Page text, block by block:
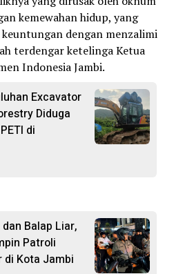
kemewahan hidup, yang
dengan menzalimi
terdengar ketelinga Ketua
Indonesia Jambi.
Excavator
Diduga
di
Balap Liar,
Patroli
di Kota Jambi